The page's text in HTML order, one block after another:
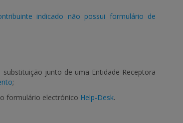
indicado não possui formulário de
junto de uma Entidade Receptora
;
formulário electrónico Help-Desk.